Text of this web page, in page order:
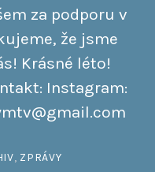
za podporu v
že jsme
Krásné léto!
Instagram:
, ZPRÁVY